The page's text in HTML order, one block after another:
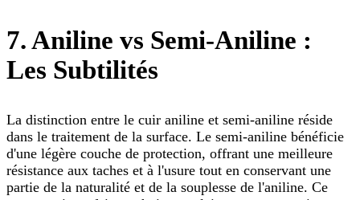
7. Aniline vs Semi-Aniline :
Les Subtilités
La distinction entre le cuir aniline et semi-aniline réside
dans le traitement de la surface. Le semi-aniline bénéficie
d'une légère couche de protection, offrant une meilleure
résistance aux taches et à l'usure tout en conservant une
partie de la naturalité et de la souplesse de l'aniline. Ce